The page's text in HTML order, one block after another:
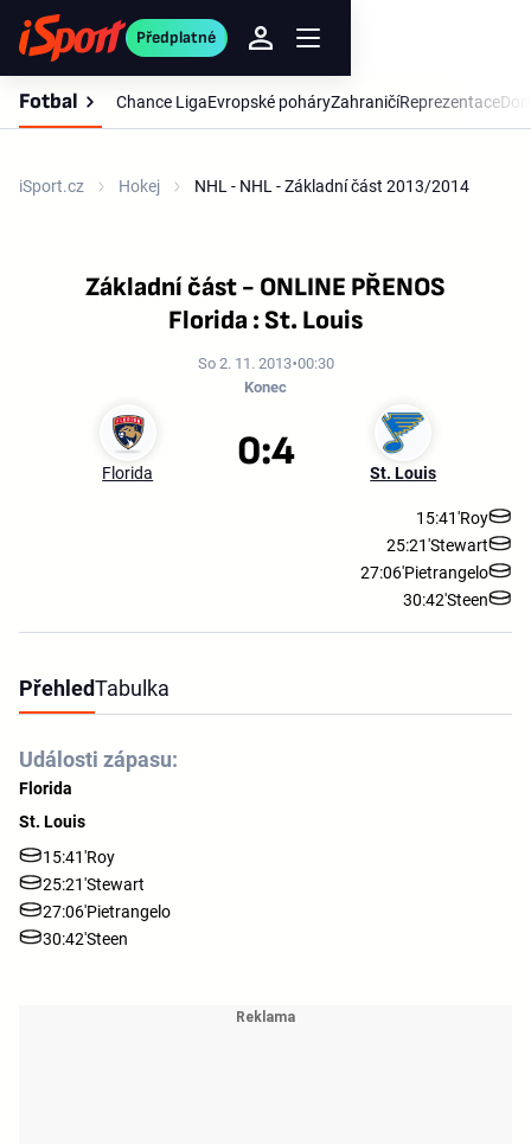
Předplatné
Fotbal Chance LigaEvropské poháryZahraničíReprezentace
iSport.cz Hokej NHL - NHL - Základní část 2013/2014
Základní část - ONLINE PŘENOS
Florida : St. Louis
So 2. 11. 2013 00:30
Konec
Florida St. Louis
0:4
15:41'Roy
25:21'Stewart
27:06'Pietrangelo
30:42'Steen
PřehledTabulka
Události zápasu:
Florida
St. Louis
15:41'Roy
25:21'Stewart
27:06'Pietrangelo
30:42'Steen